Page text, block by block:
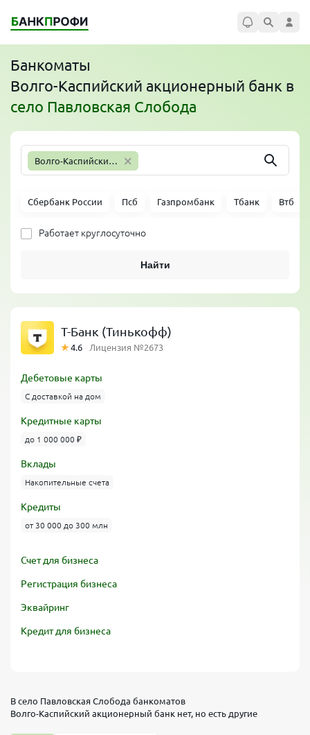
Банкоматы
Волго-Каспийский акционерный банк в
село Павловская Слобода
Волго-Каспийский акционерный банк ×
Сбербанк России Псб Газпромбанк Тбанк Втб
Работает круглосуточно
Найти
Т-Банк (Тинькофф)
4.6 Лицензия №2673
Дебетовые карты
С доставкой на дом
Кредитные карты
до 1 000 000 ₽
Вклады
Накопительные счета
Кредиты
от 30 000 до 300 млн
Счет для бизнеса
Регистрация бизнеса
Эквайринг
Кредит для бизнеса
В село Павловская Слобода банкоматов
Волго-Каспийский акционерный банк нет, но есть другие